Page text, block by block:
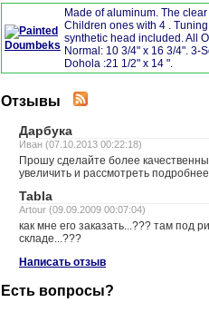
Made of aluminum. The
Children ones with 4 .
synthetic head included. All
Normal: 10 3/4" x 16 3/4". 3-
Dohola :21 1/2" x 14 ".
Отзывы
Дарбука
Иван (07.10.2013 00:22:18)
Прошу сделайте более
увеличить и рассмотреть
Tabla
Artour (09.09.2009 00:07:04)
как мне его заказать...??? там под
складе...???
Написать отзыв
Есть вопросы?